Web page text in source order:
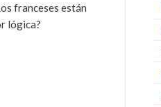
franceses están
lógica?